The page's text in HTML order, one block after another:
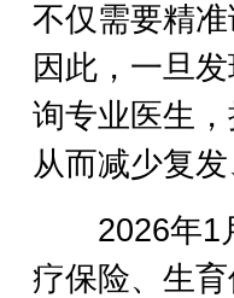
不仅需要精
因此，一旦
询专业医生
从而减少复发
2026年1月
疗保险、生